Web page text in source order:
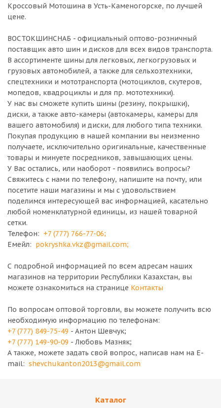
Кроссовый Мотошина в Усть-Каменогорске, по лучшей
цене.
ВОСТОКШИНСНАБ - официальный оптово-розничный
поставщик авто шин и дисков для всех видов транспорта.
В ассортименте шины для легковых, легкогрузовых и
грузовых автомобилей, а также для сельхозтехники,
спецтехники и мототранспорта (мотоциклов, скутеров,
мопедов, квадроциклы и для пр. мототехники).
У нас вы сможете купить шины (резину, покрышки),
диски, а также авто-камеры (автокамеры, камеры для
вашего автомобиля) и диски, для любого типа техники.
Покупая продукцию в нашей компании вы неизменно
получаете, исключительно оригинальные, качественные
товары и минуете посредников, завышающих цены.
У Вас остались, или наоборот - появились вопросы?
Свяжитесь с нами по телефону, напишите на почту, или
посетите наши магазины и мы с удовольствием
поделимся интересующей вас информацией, касательно
любой номенклатурной единицы, из нашей товарной
сетки.
Телефон: +7 (777) 766-77-06;
Емейл: pokryshka.vkz@gmail.com;
С подробной информацией по всем адресам наших
магазинов на территории Республики Казахстан, вы
можете ознакомиться на странице Контакты
По вопросам оптовой торговли, вы можете получить всю
необходимую информацию по телефонам:
+7 (777) 849-75-49 - Антон Шевчук;
+7 (777) 149-90-09 - Любовь Мазняк;
А также, можете задать свой вопрос, написав нам на E-
mail: shevchukanton2013@gmail.com
Каталог